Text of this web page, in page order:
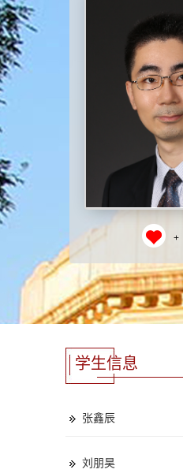
+
学生信息
张鑫辰
刘朋昊